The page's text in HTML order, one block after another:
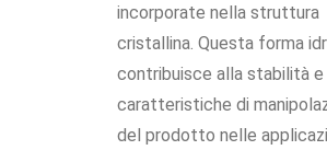
incorporate nella struttura
cristallina. Questa forma
contribuisce alla stabilità e
caratteristiche di
del prodotto nelle